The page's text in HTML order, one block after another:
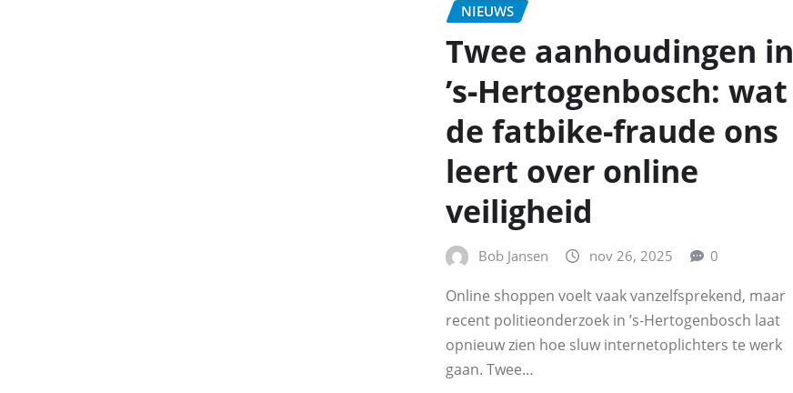
NIEUWS
Twee aanhoudingen in
’s‑Hertogenbosch: wat
de fatbike‑fraude ons
leert over online
veiligheid
Bob Jansen nov 26, 2025 0
Online shoppen voelt vaak vanzelfsprekend, maar
recent politieonderzoek in ’s‑Hertogenbosch laat
opnieuw zien hoe sluw internetoplichters te werk
gaan. Twee…